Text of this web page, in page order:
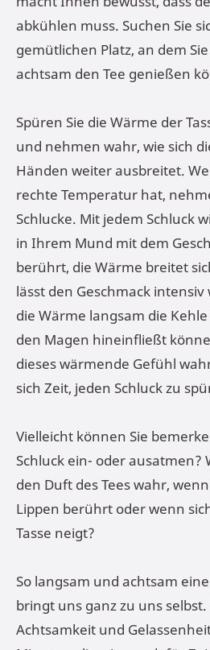
abkühlen muss. Suchen Sie
gemütlichen Platz, an dem
achtsam den Tee genießen
Spüren Sie die Wärme der
und nehmen wahr, wie sich
Händen weiter ausbreitet.
rechte Temperatur hat,
Schlucke. Mit jedem Schluck
in Ihrem Mund mit dem
berührt, die Wärme breitet
lässt den Geschmack
die Wärme langsam die
den Magen hineinfließt
dieses wärmende Gefühl
sich Zeit, jeden Schluck zu
Vielleicht können Sie
Schluck ein- oder ausatmen?
den Duft des Tees wahr,
Lippen berührt oder wenn
Tasse neigt?
So langsam und achtsam
bringt uns ganz zu uns
Achtsamkeit und